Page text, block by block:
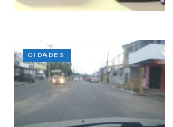
CIDADES